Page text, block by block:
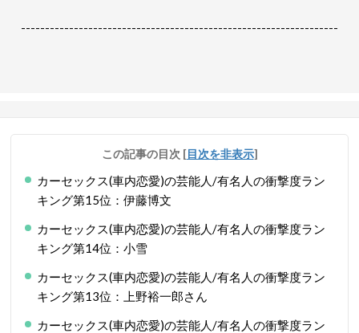
------------------------------------------------------------------
この記事の目次 [目次を非表示]
カーセックス(車内恋愛)の芸能人/有名人の衝撃度ラン
キング第15位：伊藤博文
カーセックス(車内恋愛)の芸能人/有名人の衝撃度ラン
キング第14位：小雪
カーセックス(車内恋愛)の芸能人/有名人の衝撃度ラン
キング第13位：上野裕一郎さん
カーセックス(車内恋愛)の芸能人/有名人の衝撃度ラン